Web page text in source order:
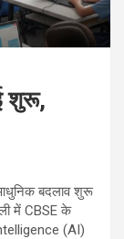
शुरू,
बदलाव शुरू
में CBSE के
(AI)